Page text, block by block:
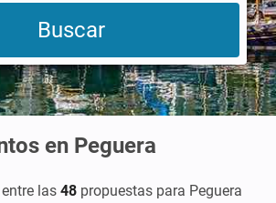
en Peguera
las 48 propuestas para Peguera